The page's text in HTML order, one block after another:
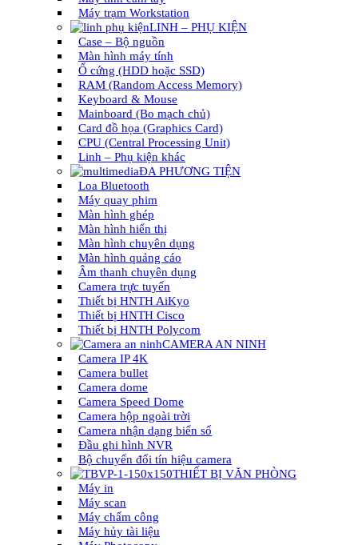
Máy trạm Workstation
LINH – PHỤ KIỆN
Case – Bộ nguồn
Màn hình máy tính
Ổ cứng (HDD hoặc SSD)
RAM (Random Access Memory)
Keyboard & Mouse
Mainboard (Bo mạch chủ)
Card đồ họa (Graphics Card)
CPU (Central Processing Unit)
Linh – Phụ kiện khác
ĐA PHƯƠNG TIỆN
Loa Bluetooth
Máy quay phim
Màn hình ghép
Màn hình hiển thị
Màn hình chuyên dụng
Màn hình quảng cáo
Âm thanh chuyên dụng
Camera trực tuyến
Thiết bị HNTH AiKyo
Thiết bị HNTH Cisco
Thiết bị HNTH Polycom
CAMERA AN NINH
Camera IP 4K
Camera bullet
Camera dome
Camera Speed Dome
Camera hộp ngoài trời
Camera nhận dạng biển số
Đầu ghi hình NVR
Bộ chuyển đổi tín hiệu camera
THIẾT BỊ VĂN PHÒNG
Máy in
Máy scan
Máy chấm công
Máy hủy tài liệu